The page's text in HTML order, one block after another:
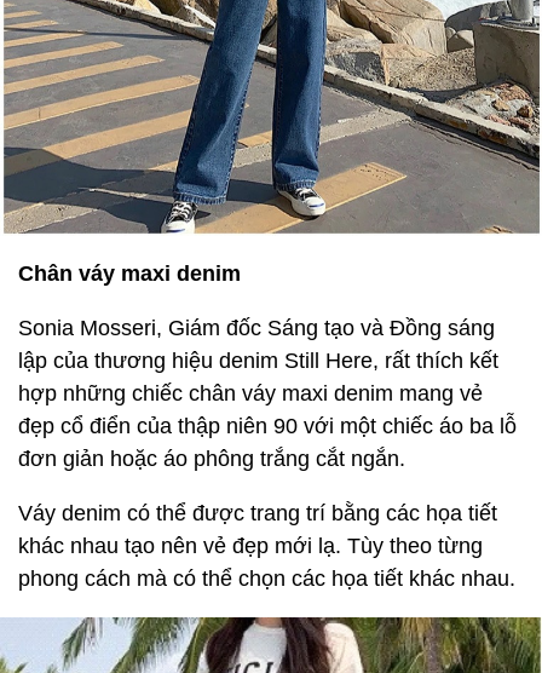
Chân váy maxi denim
Sonia Mosseri, Giám đốc Sáng tạo và Đồng sáng
lập của thương hiệu denim Still Here, rất thích kết
hợp những chiếc chân váy maxi denim mang vẻ
đẹp cổ điển của thập niên 90 với một chiếc áo ba lỗ
đơn giản hoặc áo phông trắng cắt ngắn.
Váy denim có thể được trang trí bằng các họa tiết
khác nhau tạo nên vẻ đẹp mới lạ. Tùy theo từng
phong cách mà có thể chọn các họa tiết khác nhau.